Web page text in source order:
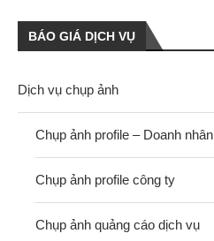
BÁO GIÁ DỊCH VỤ
Dịch vụ chụp ảnh
Chụp ảnh profile – Doanh nhân
Chụp ảnh profile công ty
Chụp ảnh quảng cáo dịch vụ